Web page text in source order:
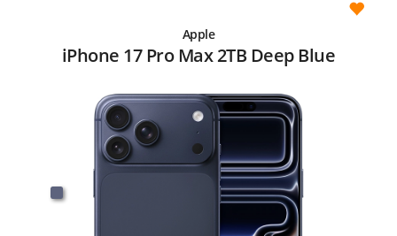
Apple
iPhone 17 Pro Max 2TB Deep Blue